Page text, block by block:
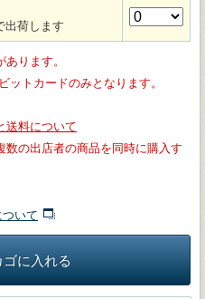
出荷します
ります。
ットカードのみとなります。
送料について
数の出店者の商品を同時に購入す
いて
に入れる